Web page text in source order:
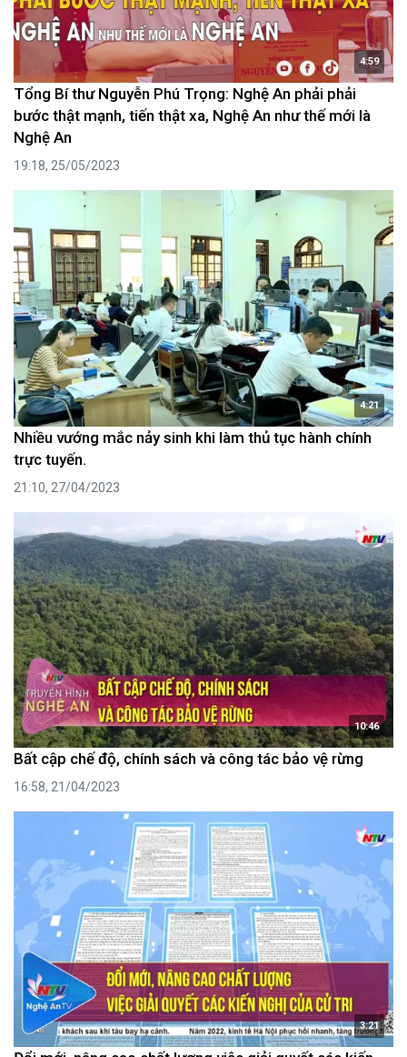
4:59
Tổng Bí thư Nguyễn Phú Trọng: Nghệ An phải phải
bước thật mạnh, tiến thật xa, Nghệ An như thế mới là
Nghệ An
19:18, 25/05/2023
4:21
Nhiều vướng mắc nảy sinh khi làm thủ tục hành chính
trực tuyến.
21:10, 27/04/2023
10:46
Bất cập chế độ, chính sách và công tác bảo vệ rừng
16:58, 21/04/2023
3:21